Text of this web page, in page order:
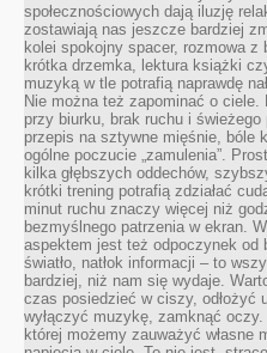
społecznościowych dają iluzję
zostawiają nas jeszcze bardziej
kolei spokojny spacer, rozmowa z
krótka drzemka, lektura książki
muzyką w tle potrafią naprawdę
Nie można też zapominać o ciele.
przy biurku, brak ruchu i świeżego
przepis na sztywne mięśnie, bóle
ogólne poczucie „zamulenia”.
kilka głębszych oddechów,
krótki trening potrafią zdziałać
minut ruchu znaczy więcej niż
bezmyślnego patrzenia w ekran.
aspektem jest też odpoczynek od
światło, natłok informacji – to
bardziej, niż nam się wydaje.
czas posiedzieć w ciszy, odłożyć
wyłączyć muzykę, zamknąć
której możemy zauważyć własne